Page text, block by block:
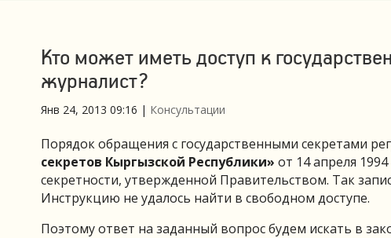
Кто может иметь доступ к
журналист?
Янв 24, 2013 09:16 | Консультации
Порядок обращения с государственными секретами
секретов Кыргызской Республики» от 14 апреля
секретности, утвержденной Правительством. Так
Инструкцию не удалось найти в свободном доступе.
Поэтому ответ на заданный вопрос будем искать в